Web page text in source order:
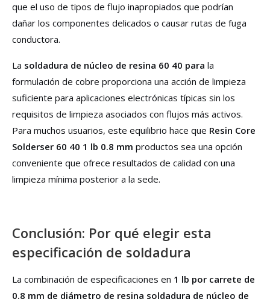
que el uso de tipos de flujo inapropiados que podrían
dañar los componentes delicados o causar rutas de fuga
conductora.
La soldadura de núcleo de resina 60 40 para la
formulación de cobre proporciona una acción de limpieza
suficiente para aplicaciones electrónicas típicas sin los
requisitos de limpieza asociados con flujos más activos.
Para muchos usuarios, este equilibrio hace que Resin Core
Solderser 60 40 1 lb 0.8 mm productos sea una opción
conveniente que ofrece resultados de calidad con una
limpieza mínima posterior a la sede.
Conclusión: Por qué elegir esta
especificación de soldadura
La combinación de especificaciones en 1 lb por carrete de
0.8 mm de diámetro de resina soldadura de núcleo de